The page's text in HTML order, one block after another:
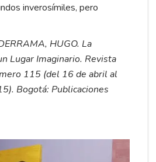
inverosímiles, pero
HUGO. La
Lugar Imaginario. Revista
115 (del 16 de abril al
Bogotá: Publicaciones